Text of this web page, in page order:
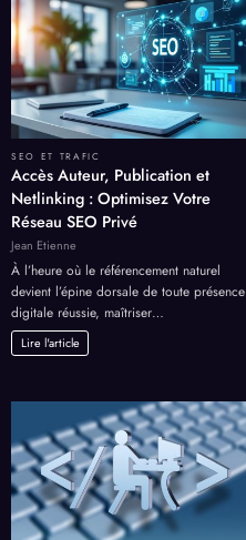
SEO ET TRAFIC
Accès Auteur, Publication et
Netlinking : Optimisez Votre
Réseau SEO Privé
Jean Etienne
À l’heure où le référencement naturel
devient l’épine dorsale de toute présence
digitale réussie, maîtriser…
Lire l'article